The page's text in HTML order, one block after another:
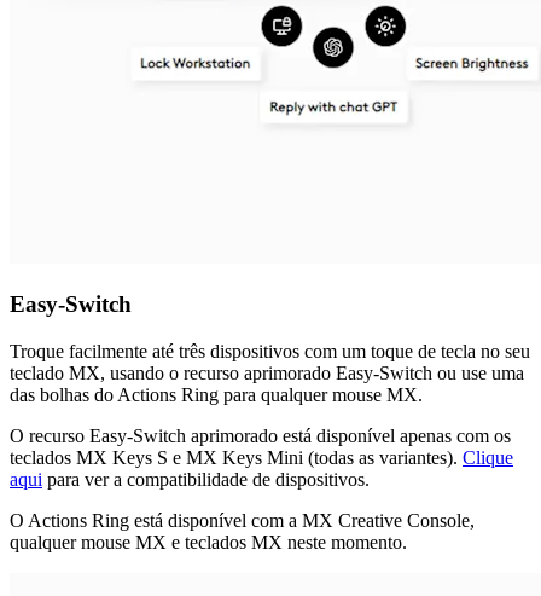
Easy-Switch
Troque facilmente até três dispositivos com um toque de tecla no seu
teclado MX, usando o recurso aprimorado Easy-Switch ou use uma
das bolhas do Actions Ring para qualquer mouse MX.
O recurso Easy-Switch aprimorado está disponível apenas com os
teclados MX Keys S e MX Keys Mini (todas as variantes). Clique
aqui para ver a compatibilidade de dispositivos.
O Actions Ring está disponível com a MX Creative Console,
qualquer mouse MX e teclados MX neste momento.